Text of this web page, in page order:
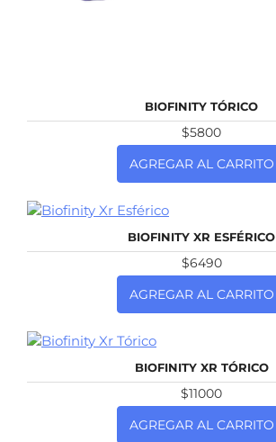
BIOFINITY TÓRICO
$5800
AGREGAR AL CARRITO
BIOFINITY XR ESFÉRICO
$6490
AGREGAR AL CARRITO
BIOFINITY XR TÓRICO
$11000
AGREGAR AL CARRITO